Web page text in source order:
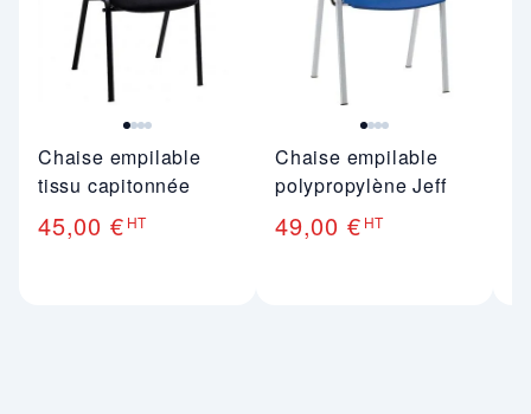
Chaise empilable
tissu capitonnée
45,00 € HT
Chaise empilable
polypropylène Jeff
49,00 € HT